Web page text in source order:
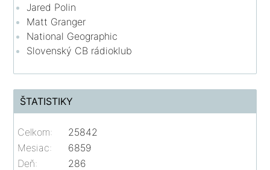
Jared Polin
Matt Granger
National Geographic
Slovenský CB rádioklub
ŠTATISTIKY
Celkom:
25842
Mesiac:
6859
Deň:
286